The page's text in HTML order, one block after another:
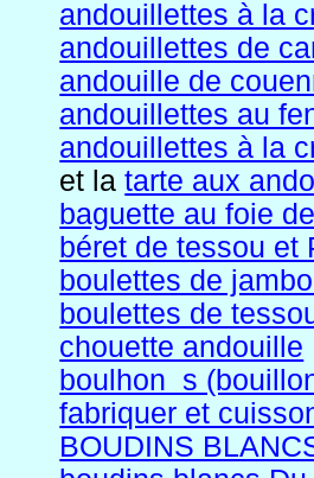
andouillettes à la
andouillettes de
andouille de
andouillettes au
andouillettes à la
et latarte aux
baguette au foie
béret de tessou et
boulettes de
boulettes de
chouette andouille
boulhon s
fabriquer et
BOUDINS